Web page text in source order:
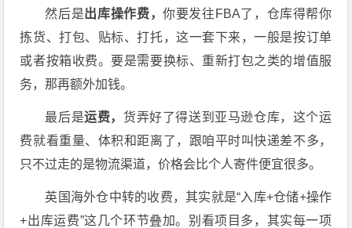
然后是出库操作费，你要发往FBA了，仓库得帮你
拣货、打包、贴标、打托，这一套下来，一般是按订单
或者按箱收费。要是需要换标、重新打包之类的增值服
务，那再额外加钱。
最后是运费， 货弄好了得送到亚马逊仓库，这个运
费就看重量、体积和距离了，跟咱平时叫快递差不多，
只不过走的是物流渠道，价格会比个人寄件便宜很多。
英国海外仓中转的收费，其实就是“入库+仓储+操作
+出库运费”这几个环节叠加。别看项目多，其实每一项